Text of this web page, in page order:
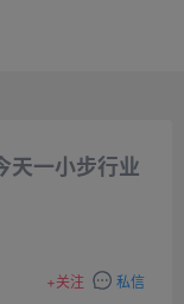
天一小步行业
+关注 私信